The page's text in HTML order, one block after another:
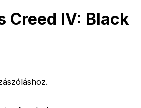
Creed IV: Black